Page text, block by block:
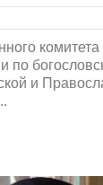
по
и